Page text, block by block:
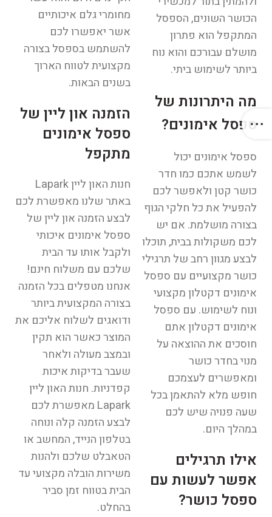
הכושר השונים, הספסל
המתקפל הוא פתרון
מושלם עבורכם והוא נוח
ביותר לשימוש ביתי.
מה היתרונות של
ספסל אימונים?
ספסל אימונים יכול
לשמש אתכם כמו חדר
כושר קטן ולאפשר לכם
להפעיל את כל חלקי הגוף
בצורה מושלמת. אם יש
לכם משקולות בבית, תוכלו
לבצע מגוון רחב של תרגילי
כושר מקצועיים עם ספסל
אימונים דקטלון מקצועי
ונוח לשימוש. עם ספסל
אימונים דקטלון אתם
חוסכים את ההוצאה על
מנוי בחדר כושר
ומאפשרים לעצמכם
חופש מלא להתאמן בכל
שעה פנויה שיש לכם
במהלך היום.
אילו תרגילים
אפשר לעשות עם
ספסל כושר?
מחומרי גלם איכותיים
אשר יאפשרו לכם
להשתמש בספסל בצורה
מקצועית לטווח הארוך
בשנים הבאות.
הזמנה און ליין של
ספסל אימונים
מתקפל
חנות האון ליין Lapark
באתר שלנו מאפשרת לכם
לבצע הזמנה און ליין של
ספסל אימונים איכותי
ולקבל אותו עד הבית
שלכם עם משלוח חינם!
אנחנו מטפלים בכל הזמנה
בצורה המקצועית ביותר
ודואגים לשלוח אליכם את
המוצר כאשר הוא תקין
ובמצב מעולה ולאחר
שעבר בדיקות איכות
קפדניות. חנות האון ליין
Lapark מאפשרת לכם
לבצע הזמנה קלה ונוחה
בטלפון הנייד, המחשב או
הטאבלט שלכם ולהנות
משירות הובלה מקצועי עד
הבית בטווח זמן סביר
בהחלט.